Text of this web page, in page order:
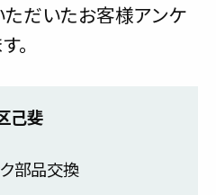
ただいたお客様アンケ
。
己斐
ク部品交換